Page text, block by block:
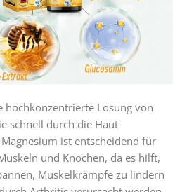
hochkonzentrierte Lösung von
schnell durch die Haut
ist entscheidend für
und Knochen, da es hilft,
Muskelkrämpfe zu lindern